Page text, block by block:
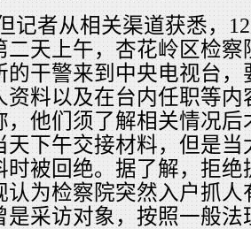
记者从相关渠道获悉，
二天上午，杏花岭区检
的干警来到中央电视台
资料以及在台内任职等
，他们须了解相关情况
天下午交接材料，但是
时被回绝。据了解，拒
认为检察院突然入户抓
是采访对象，按照一般